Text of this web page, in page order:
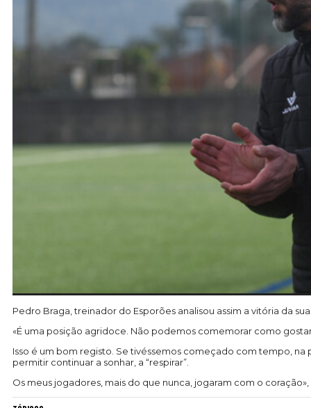
Pedro Braga, treinador do Esporões analisou assim a vitória da
«É uma posição agridoce. Não podemos comemorar como
Isso é um bom registo. Se tivéssemos começado com tempo,
permitir continuar a sonhar, a “respirar”.
Os meus jogadores, mais do que nunca, jogaram com o